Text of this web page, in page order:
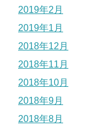
2019年2月
2019年1月
2018年12月
2018年11月
2018年10月
2018年9月
2018年8月